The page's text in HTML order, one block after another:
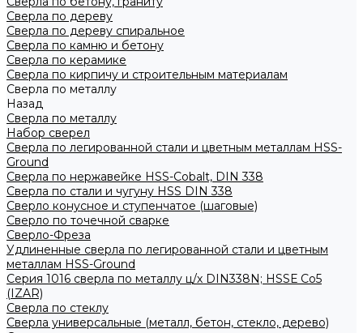
Сверла по дереву
Сверла по дереву спиральное
Сверла по камню и бетону
Сверла по керамике
Сверла по кирпичу и строительным материалам
Сверла по металлу
Назад
Сверла по металлу
Набор сверел
Сверла по легированной стали и цветным металлам HSS-
Ground
Сверла по нержавейке HSS-Cobalt, DIN 338
Сверла по стали и чугуну HSS DIN 338
Сверло конусное и ступенчатое (шаговые)
Сверло по точечной сварке
Сверло-Фреза
Удлиненные сверла по легированной стали и цветным
металлам HSS-Ground
Серия 1016 сверла по металлу ц/х DIN338N; HSSЕ Со5
(IZAR)
Сверла по стеклу
Сверла универсальные (металл, бетон, стекло, дерево)